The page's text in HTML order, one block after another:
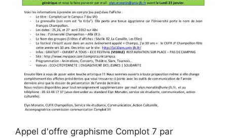
Appel d'offre graphisme Complot 7 par